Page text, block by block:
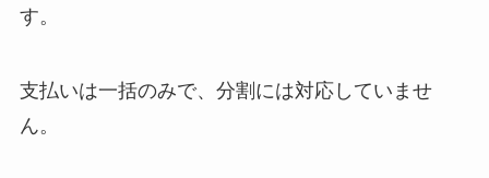
す。
支払いは一括のみで、分割には対応していませ
ん。